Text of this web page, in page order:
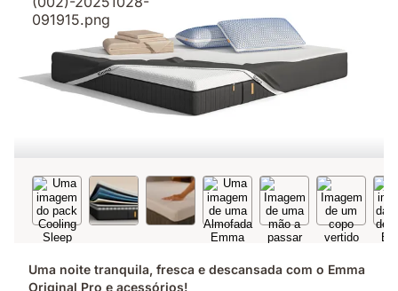
Uma noite tranquila, fresca e descansada com o Emma
Original Pro e acessórios!